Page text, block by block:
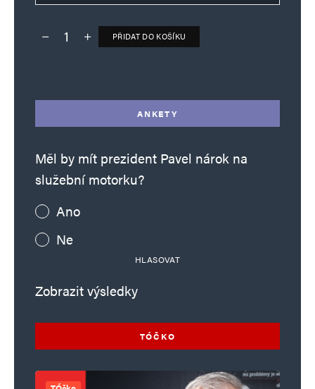
Deník TO – verze bez reklam množství
PŘIDAT DO KOŠÍKU
ANKETY
Měl by mít prezident Pavel nárok na
služební motorku?
Ano
Ne
HLASOVAT
Zobrazit výsledky
TÓČKO